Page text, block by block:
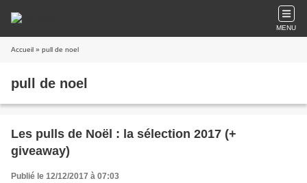
MENU
Accueil » pull de noel
pull de noel
Les pulls de Noël : la sélection 2017 (+
giveaway)
Publié le 12/12/2017 à 07:03